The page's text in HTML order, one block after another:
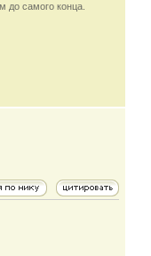
до самого конца.